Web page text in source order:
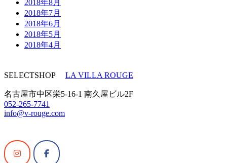
2018年8月
2018年7月
2018年6月
2018年5月
2018年4月
SELECTSHOP LA VILLA ROUGE
名古屋市中区栄5-16-1 南久屋ビル2F
052-265-7741
info@v-rouge.com